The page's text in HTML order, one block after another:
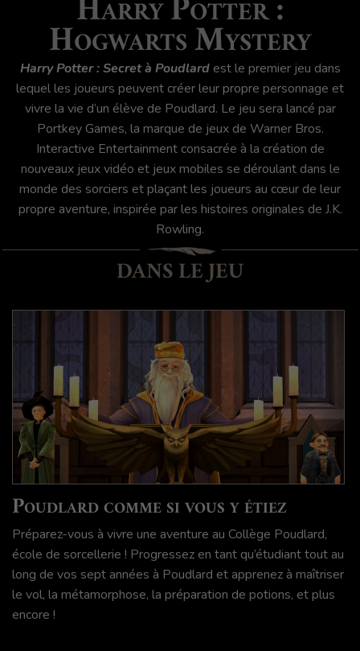
Harry Potter :
Hogwarts Mystery
Harry Potter : Secret à Poudlardest le premier jeu dans
lequel les joueurs peuvent créer leur propre personnage et
vivre la vie d’un élève de Poudlard. Le jeu sera lancé par
Portkey Games, la marque de jeux de Warner Bros.
Interactive Entertainment consacrée à la création de
nouveaux jeux vidéo et jeux mobiles se déroulant dans le
monde des sorciers et plaçant les joueurs au cœur de leur
propre aventure, inspirée par les histoires originales de J.K.
Rowling.
DANS LE JEU
Poudlard comme si vous y étiez
Préparez-vous à vivre une aventure au Collège Poudlard,
école de sorcellerie ! Progressez en tant qu’étudiant tout au
long de vos sept années à Poudlard et apprenez à maîtriser
le vol, la métamorphose, la préparation de potions, et plus
encore !